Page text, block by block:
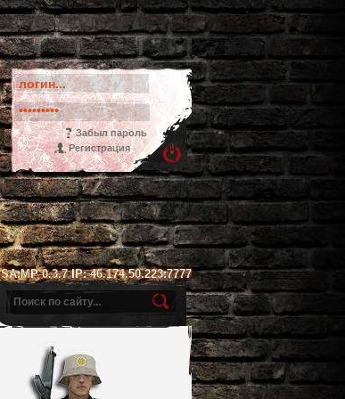
Забыл пароль
Регистрация
SA:MP 0.3.7 IP: 46.174.50.223:7777